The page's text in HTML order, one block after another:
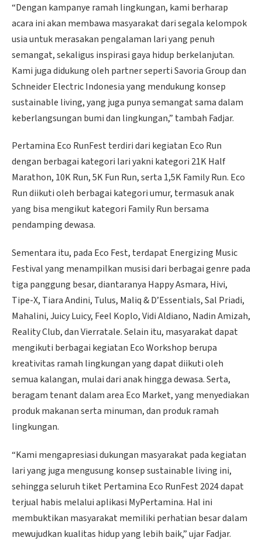
“Dengan kampanye ramah lingkungan, kami berharap
acara ini akan membawa masyarakat dari segala kelompok
usia untuk merasakan pengalaman lari yang penuh
semangat, sekaligus inspirasi gaya hidup berkelanjutan.
Kami juga didukung oleh partner seperti Savoria Group dan
Schneider Electric Indonesia yang mendukung konsep
sustainable living, yang juga punya semangat sama dalam
keberlangsungan bumi dan lingkungan,” tambah Fadjar.
Pertamina Eco RunFest terdiri dari kegiatan Eco Run
dengan berbagai kategori lari yakni kategori 21K Half
Marathon, 10K Run, 5K Fun Run, serta 1,5K Family Run. Eco
Run diikuti oleh berbagai kategori umur, termasuk anak
yang bisa mengikut kategori Family Run bersama
pendamping dewasa.
Sementara itu, pada Eco Fest, terdapat Energizing Music
Festival yang menampilkan musisi dari berbagai genre pada
tiga panggung besar, diantaranya Happy Asmara, Hivi,
Tipe-X, Tiara Andini, Tulus, Maliq & D’Essentials, Sal Priadi,
Mahalini, Juicy Luicy, Feel Koplo, Vidi Aldiano, Nadin Amizah,
Reality Club, dan Vierratale. Selain itu, masyarakat dapat
mengikuti berbagai kegiatan Eco Workshop berupa
kreativitas ramah lingkungan yang dapat diikuti oleh
semua kalangan, mulai dari anak hingga dewasa. Serta,
beragam tenant dalam area Eco Market, yang menyediakan
produk makanan serta minuman, dan produk ramah
lingkungan.
“Kami mengapresiasi dukungan masyarakat pada kegiatan
lari yang juga mengusung konsep sustainable living ini,
sehingga seluruh tiket Pertamina Eco RunFest 2024 dapat
terjual habis melalui aplikasi MyPertamina. Hal ini
membuktikan masyarakat memiliki perhatian besar dalam
mewujudkan kualitas hidup yang lebih baik,” ujar Fadjar.